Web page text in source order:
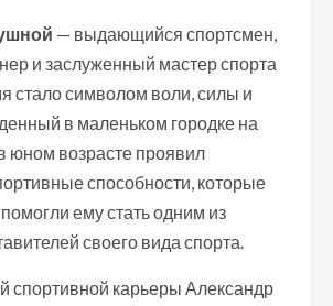
— выдающийся спортсмен,
и заслуженный мастер спорта
стало символом воли, силы и
в маленьком городке на
юном возрасте проявил
способности, которые
ему стать одним из
своего вида спорта.
спортивной карьеры Александр